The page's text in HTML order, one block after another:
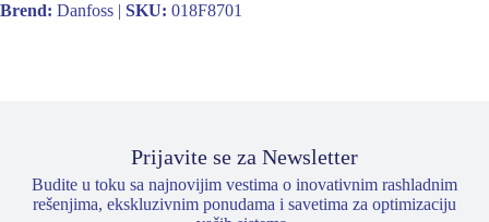
Brend: Danfoss | SKU: 018F8701
Prijavite se za Newsletter
Budite u toku sa najnovijim vestima o inovativnim rashladnim
rešenjima, ekskluzivnim ponudama i savetima za optimizaciju